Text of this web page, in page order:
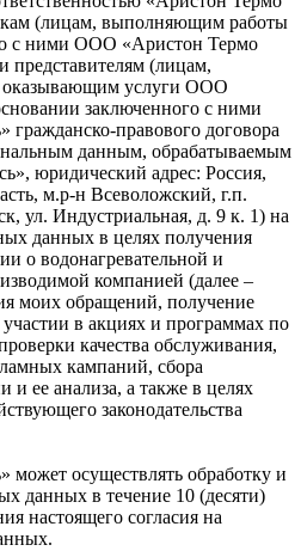
(лицам, выполняющим работы
с ними ООО «Аристон Термо
представителям (лицам,
услуги ООО
заключенного с ними
правового договора
данным, обрабатываемым
юридический адрес: Россия,
м.р-н Всеволожский, г.п.
ул. Индустриальная, д. 9 к. 1) на
данных в целях получения
о водонагревательной и
компанией (далее –
моих обращений, получение
в акциях и программах по
качества обслуживания,
кампаний, сбора
и ее анализа, а также в целях
законодательства
осуществлять обработку и
данных в течение 10 (десяти)
настоящего согласия на